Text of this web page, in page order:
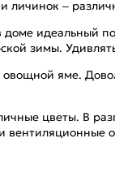
личинок –
доме идеальный
зимы.
яме.
цветы. В
вентиляционные